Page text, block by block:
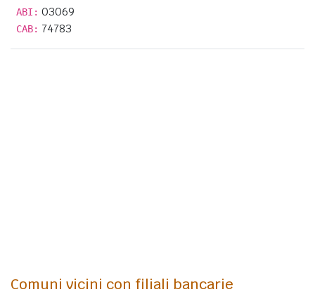
ABI: 03069
CAB: 74783
Comuni vicini con filiali bancarie